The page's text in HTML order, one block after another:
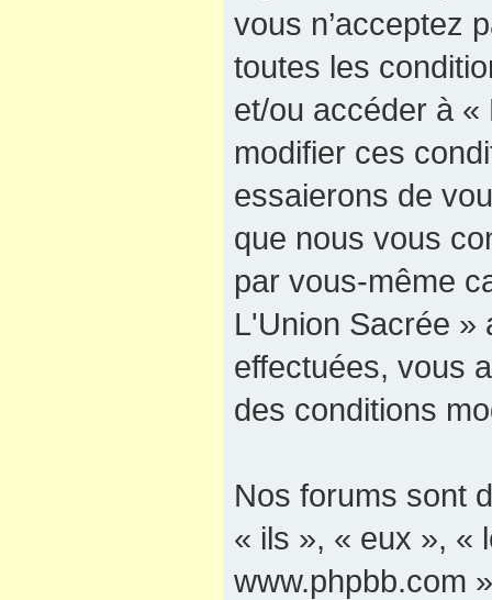
vous n’acceptez
toutes les
et/ou accéder à
modifier ces
essaierons de
que nous vous
par vous-même
L'Union Sacrée »
effectuées, vous
des conditions
Nos forums sont
« ils », « eux », «
www.phpbb.com